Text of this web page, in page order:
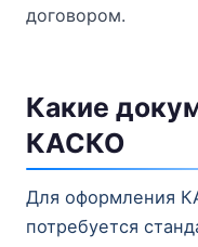
договором.
Какие
КАСКО
Для оформления
потребуется